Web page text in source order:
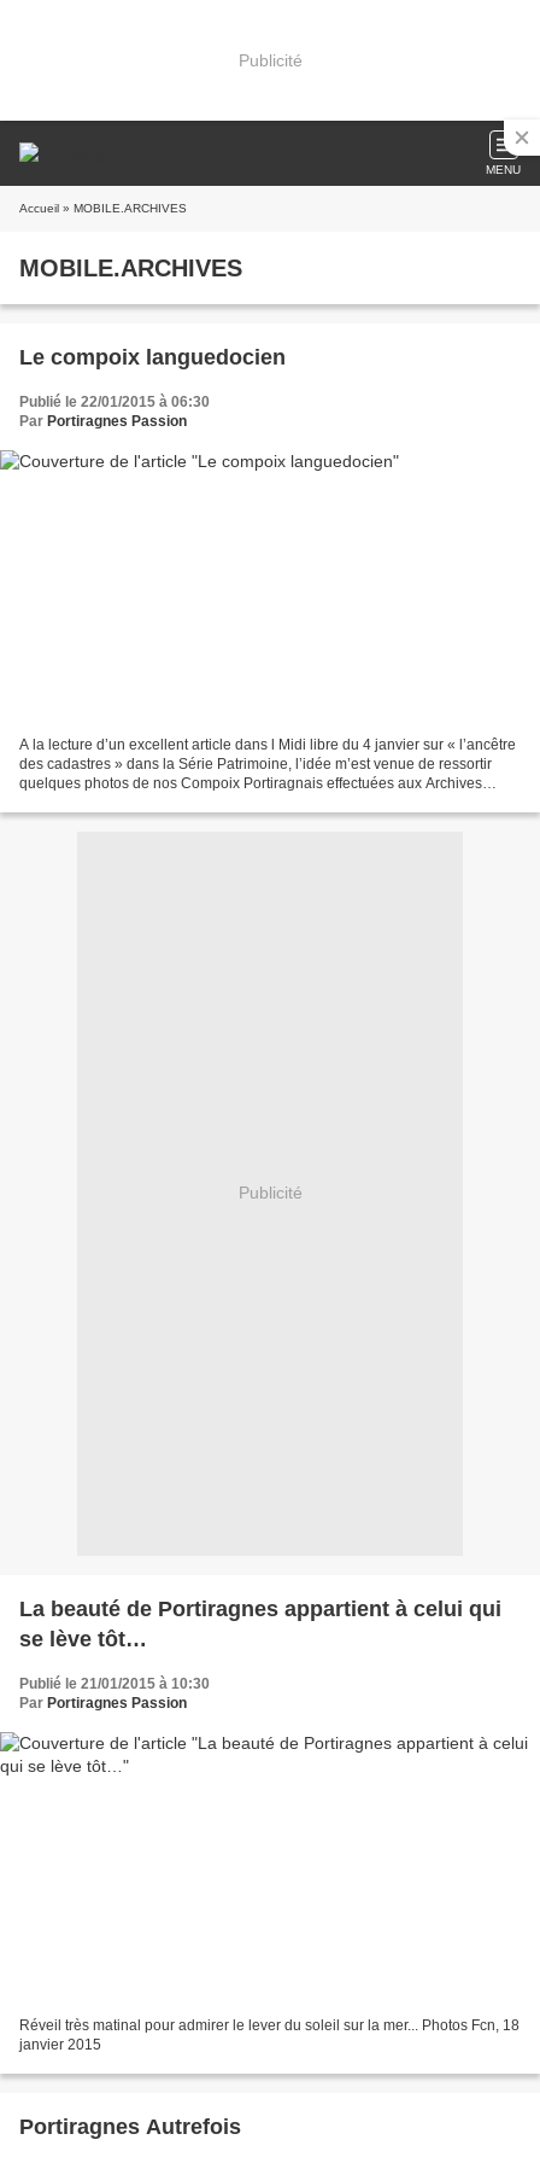
Publicité
MENU
Accueil » MOBILE.ARCHIVES
MOBILE.ARCHIVES
Le compoix languedocien
Publié le 22/01/2015 à 06:30
Par Portiragnes Passion
A la lecture d’un excellent article dans l Midi libre du 4 janvier sur « l’ancêtre
des cadastres » dans la Série Patrimoine, l’idée m’est venue de ressortir
quelques photos de nos Compoix Portiragnais effectuées aux Archives
Publicité
La beauté de Portiragnes appartient à celui qui
se lève tôt…
Publié le 21/01/2015 à 10:30
Par Portiragnes Passion
Réveil très matinal pour admirer le lever du soleil sur la mer... Photos Fcn, 18
janvier 2015
Portiragnes Autrefois